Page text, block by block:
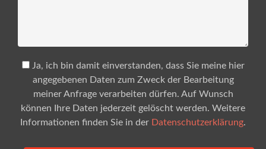
Ja, ich bin damit einverstanden, dass Sie meine hier
angegebenen Daten zum Zweck der Bearbeitung
meiner Anfrage verarbeiten dürfen. Auf Wunsch
können Ihre Daten jederzeit gelöscht werden. Weitere
Informationen finden Sie in der Datenschutzerklärung.